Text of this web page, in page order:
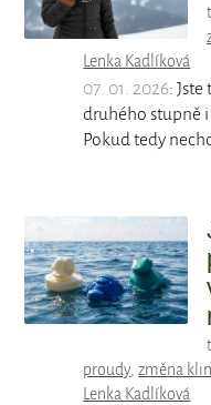
Lenka Kadlíková
07. 01. 2026:
druhého stupně
Pokud tedy
proudy,změna
Lenka Kadlíková